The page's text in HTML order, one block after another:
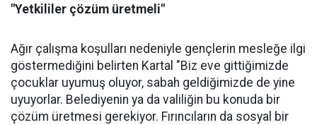
"Yetkililer çözüm üretmeli"
Ağır çalışma koşulları nedeniyle gençlerin mesleğe ilgi
göstermediğini belirten Kartal "Biz eve gittiğimizde
çocuklar uyumuş oluyor, sabah geldiğimizde de yine
uyuyorlar. Belediyenin ya da valiliğin bu konuda bir
çözüm üretmesi gerekiyor. Fırıncıların da sosyal bir